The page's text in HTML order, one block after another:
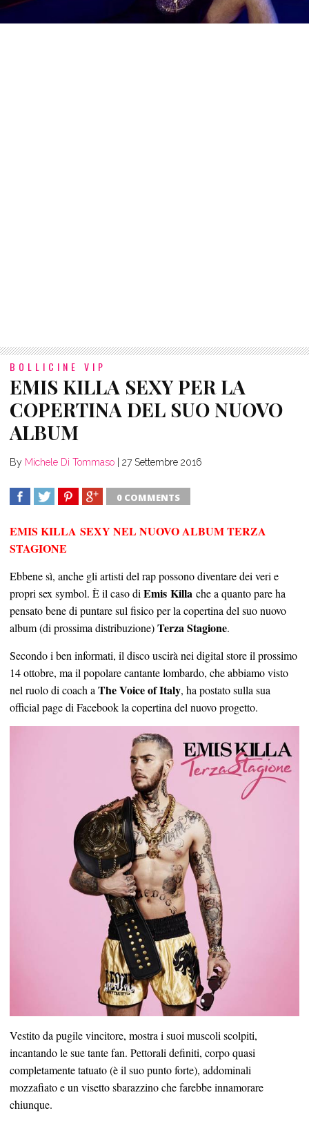
BOLLICINE VIP
EMIS KILLA SEXY PER LA
COPERTINA DEL SUO NUOVO
ALBUM
By Michele Di Tommaso 27 Settembre 2016
0 COMMENTS
EMIS KILLA SEXY NEL NUOVO ALBUM TERZA
STAGIONE
Ebbene sì, anche gli artisti del rap possono diventare dei veri e
propri sex symbol. È il caso diEmis Killa che a quanto pare ha
pensato bene di puntare sul fisico per la copertina del suo nuovo
album (di prossima distribuzione)Terza Stagione.
Secondo i ben informati, il disco uscirà nei digital store il prossimo
14 ottobre, ma il popolare cantante lombardo, che abbiamo visto
nel ruolo di coach aThe Voice of Italy, ha postato sulla sua
official page di Facebook la copertina del nuovo progetto.
Vestito da pugile vincitore, mostra i suoi muscoli scolpiti,
incantando le sue tante fan. Pettorali definiti, corpo quasi
completamente tatuato (è il suo punto forte), addominali
mozzafiato e un visetto sbarazzino che farebbe innamorare
chiunque.